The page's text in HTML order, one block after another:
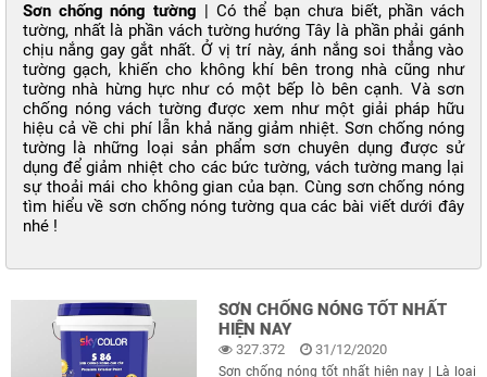
Sơn chống nóng tường | Có thể bạn chưa biết, phần vách
tường, nhất là phần vách tường hướng Tây là phần phải gánh
chịu nắng gay gắt nhất. Ở vị trí này, ánh nắng soi thẳng vào
tường gạch, khiến cho không khí bên trong nhà cũng như
tường nhà hừng hực như có một bếp lò bên cạnh. Và sơn
chống nóng vách tường được xem như một giải pháp hữu
hiệu cả về chi phí lẫn khả năng giảm nhiệt. Sơn chống nóng
tường là những loại sản phẩm sơn chuyên dụng được sử
dụng để giảm nhiệt cho các bức tường, vách tường mang lại
sự thoải mái cho không gian của bạn. Cùng sơn chống nóng
tìm hiểu về sơn chống nóng tường qua các bài viết dưới đây
nhé !
SƠN CHỐNG NÓNG TỐT NHẤT
HIỆN NAY
327.372 31/12/2020
Sơn chống nóng tốt nhất hiện nay | Là loại